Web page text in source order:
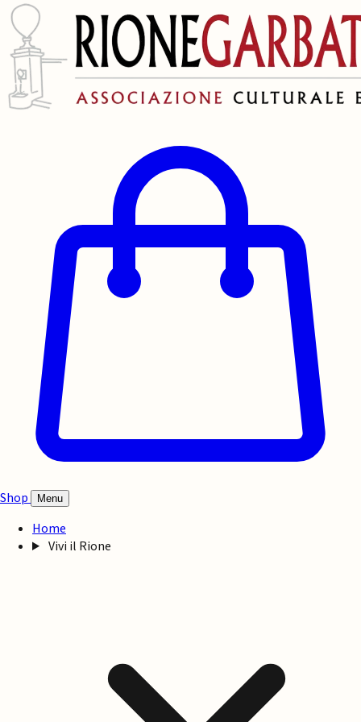
Shop Menu
Home
Vivi il Rione